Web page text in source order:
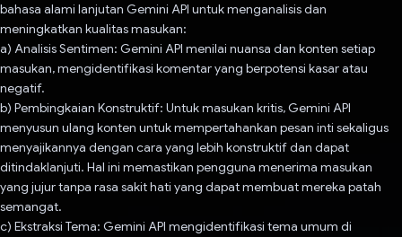
bahasa alami lanjutan Gemini API untuk menganalisis dan
meningkatkan kualitas masukan:
a) Analisis Sentimen: Gemini API menilai nuansa dan konten setiap
masukan, mengidentifikasi komentar yang berpotensi kasar atau
negatif.
b) Pembingkaian Konstruktif: Untuk masukan kritis, Gemini API
menyusun ulang konten untuk mempertahankan pesan inti sekaligus
menyajikannya dengan cara yang lebih konstruktif dan dapat
ditindaklanjuti. Hal ini memastikan pengguna menerima masukan
yang jujur tanpa rasa sakit hati yang dapat membuat mereka patah
semangat.
c) Ekstraksi Tema: Gemini API mengidentifikasi tema umum di